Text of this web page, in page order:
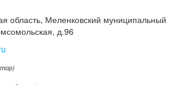
область, Меленковский муниципальный
д.96